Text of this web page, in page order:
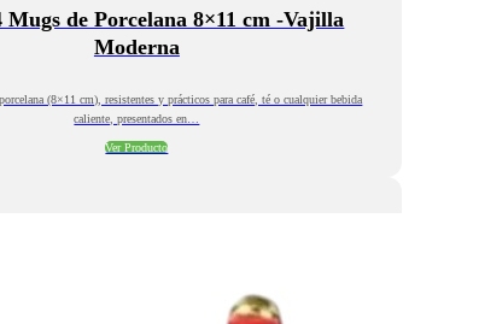
Mugs de Porcelana 8×11 cm -Vajilla
Moderna
(8×11 cm), resistentes y prácticos para café, té o cualquier bebida
caliente, presentados en…
Ver Producto